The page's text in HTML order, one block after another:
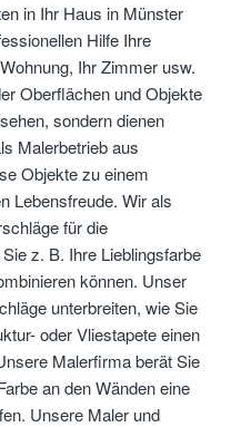
in Ihr Haus in Münster
Hilfe Ihre
Ihr Zimmer usw.
Oberflächen und Objekte
sondern dienen
Malerbetrieb aus
Objekte zu einem
Lebensfreude. Wir als
für die
z. B. Ihre Lieblingsfarbe
können. Unser
unterbreiten, wie Sie
oder Vliestapete einen
Malerfirma berät Sie
an den Wänden eine
Unsere Maler und